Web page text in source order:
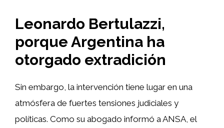
Leonardo Bertulazzi,
porque Argentina ha
otorgado extradición
Sin embargo, la intervención tiene lugar en una
atmósfera de fuertes tensiones judiciales y
políticas. Como su abogado informó a ANSA, el